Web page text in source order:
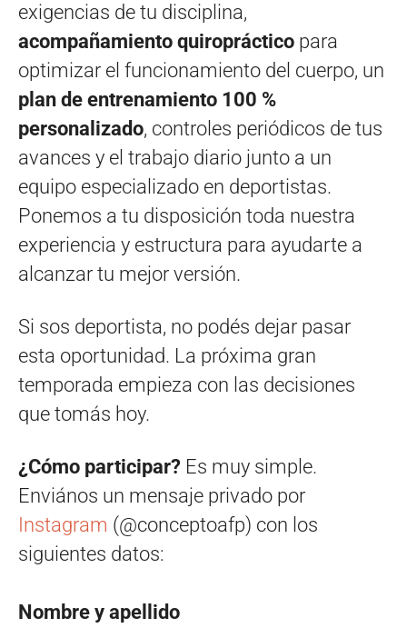
exigencias de tu disciplina,
acompañamiento quiropráctico para
optimizar el funcionamiento del cuerpo, un
plan de entrenamiento 100 %
personalizado, controles periódicos de tus
avances y el trabajo diario junto a un
equipo especializado en deportistas.
Ponemos a tu disposición toda nuestra
experiencia y estructura para ayudarte a
alcanzar tu mejor versión.
Si sos deportista, no podés dejar pasar
esta oportunidad. La próxima gran
temporada empieza con las decisiones
que tomás hoy.
¿Cómo participar? Es muy simple.
Enviános un mensaje privado por
Instagram (@conceptoafp) con los
siguientes datos:
Nombre y apellido